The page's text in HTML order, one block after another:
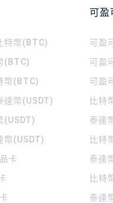
特幣(BTC)
(BTC)
幣(BTC)
達幣(USDT)
(USDT)
幣(USDT)
卡
可盈
可盈
可盈
可盈
比特
泰達
比特
泰達
比特
泰達